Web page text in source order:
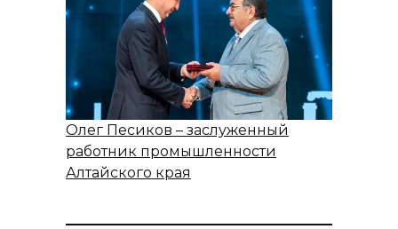
Олег Песиков – заслуженный
работник промышленности
Алтайского края